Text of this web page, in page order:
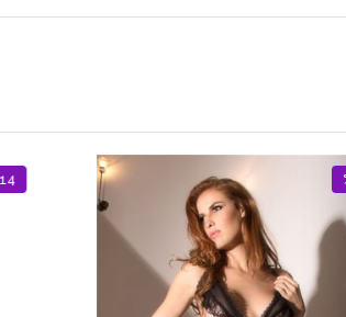
%30
İndirim
%30İndirim